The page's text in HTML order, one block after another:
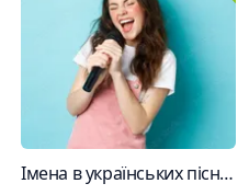
Імена в українських піснях